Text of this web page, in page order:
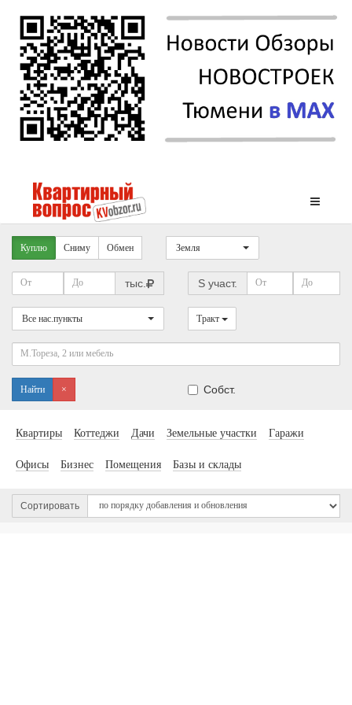
Куплю Сниму Обмен Земля
тыс. S участ.
Все нас.пункты Тракт
Найти × Собст.
Квартиры Коттеджи Дачи Земельные участки Гаражи
Офисы Бизнес Помещения Базы и склады
Сортировать